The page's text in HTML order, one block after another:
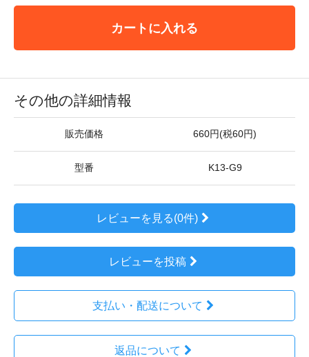
カートに入れる
その他の詳細情報
販売価格 660円(税60円)
型番 K13-G9
レビューを見る(0件)
レビューを投稿
支払い・配送について
返品について